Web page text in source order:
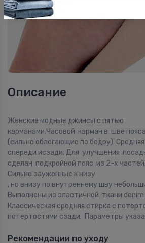
Описание
Женские модные джинсы с пятью
карманами.Часовой карман в шве
(сильно облегающие по бедру).
спереди исзади. Для улучшения
сделан подкройной пояс из 2-х
Сильно зауженные к низу
, но внизу по внутреннему шву
Выполнены из эластичной ткани
Классическая средняя стирка с
потертостями сзади. Параметры
Рекомендации по уходу